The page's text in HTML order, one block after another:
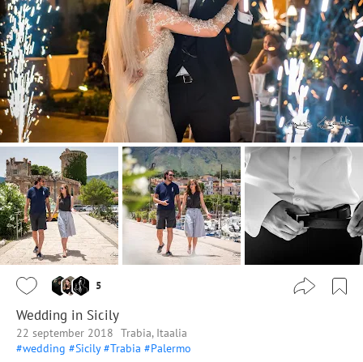
5
Wedding in Sicily
22 september 2018 Trabia, Itaalia
#wedding #Sicily #Trabia #Palermo